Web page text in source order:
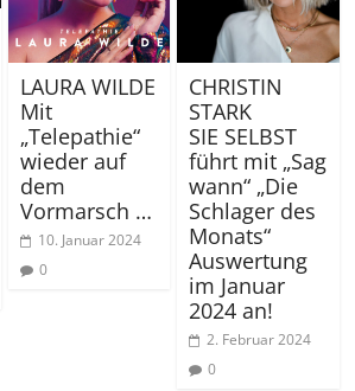
LAURA WILDE
Mit
„Telepathie“
wieder auf
dem
Vormarsch …
10. Januar 2024
0
CHRISTIN
STARK
SIE SELBST
führt mit „Sag
wann“ „Die
Schlager des
Monats“
Auswertung
im Januar
2024 an!
2. Februar 2024
0